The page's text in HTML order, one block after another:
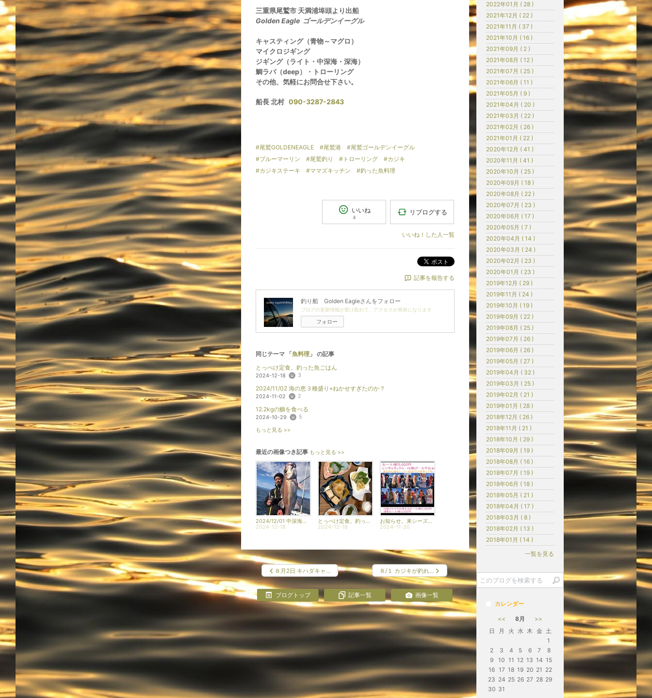
三重県尾鷲市 天満浦埠頭より出船
Golden Eagle ゴールデンイーグル
キャスティング（青物～マグロ）
マイクロジギング
ジギング（ライト・中深海・深海）
鯛ラバ（deep）・トローリング
その他、気軽にお問合せ下さい。
船長 北村 090-3287-2843
#尾鷲GOLDENEAGLE #尾鷲港
#尾鷲ゴールデンイーグル
#ブルーマーリン
#尾鷲釣り #トローリング
#カジキ
#カジキステーキ
#ママズキッチン #釣った魚料理
いいね
4
リブログする
いいね！した人一覧
ポスト
記事を報告する
釣り船 Golden Eagleさんをフォロー
ブログの更新情報が受け取れて、アクセスが簡単になります
フォロー
同じテーマ 「魚料理 」 の記事
とっぺけ定食。釣った魚ごはん
2024-12-18 3
2024/11/02 海の恵３種盛り⭐︎ねかせすぎたのか？
2024-11-02 2
12.2kgの鰤を食べる
2024-10-29 5
もっと見る >>
最近の画像つき記事 もっと見る >>
2024/12/01 中深海ジギング
2024-12-18
とっぺけ定食。釣った魚ごはん
2024-12-18
お知らせ。来シーズンの予約と底物てんびんせっと
2024-11-30
８月2日 キハダキャ… ８/１ カジキが釣れ…
ブログトップ 記事一覧 画像一覧
2022年01月 ( 28 )
2021年12月 ( 22 )
2021年11月 ( 37 )
2021年10月 ( 16 )
2021年09月 ( 2 )
2021年08月 ( 12 )
2021年07月 ( 25 )
2021年06月 ( 11 )
2021年05月 ( 9 )
2021年04月 ( 20 )
2021年03月 ( 22 )
2021年02月 ( 26 )
2021年01月 ( 22 )
2020年12月 ( 41 )
2020年11月 ( 41 )
2020年10月 ( 25 )
2020年09月 ( 18 )
2020年08月 ( 22 )
2020年07月 ( 23 )
2020年06月 ( 17 )
2020年05月 ( 7 )
2020年04月 ( 14 )
2020年03月 ( 24 )
2020年02月 ( 23 )
2020年01月 ( 23 )
2019年12月 ( 29 )
2019年11月 ( 24 )
2019年10月 ( 19 )
2019年09月 ( 22 )
2019年08月 ( 25 )
2019年07月 ( 26 )
2019年06月 ( 26 )
2019年05月 ( 27 )
2019年04月 ( 32 )
2019年03月 ( 25 )
2019年02月 ( 21 )
2019年01月 ( 28 )
2018年12月 ( 26 )
2018年11月 ( 21 )
2018年10月 ( 29 )
2018年09月 ( 19 )
2018年08月 ( 16 )
2018年07月 ( 19 )
2018年06月 ( 18 )
2018年05月 ( 21 )
2018年04月 ( 17 )
2018年03月 ( 8 )
2018年02月 ( 13 )
2018年01月 ( 14 )
一覧を見る
カレンダー
<< 8月
>>
日
月 火 水 木 金 土
1
2
3 4 5 6 7
8
9
10 11 12 13 14 15
16 17 18 19 20 21 22
23 24 25 26 27 28 29
30 31